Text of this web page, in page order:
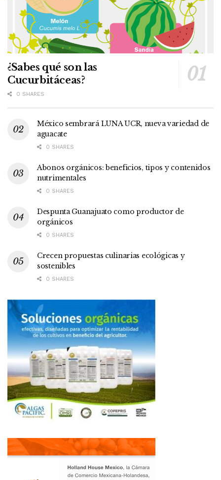
¿Sabes qué son las
Cucurbitáceas?
0 SHARES
México sembrará LUNA UCR, nueva variedad de
aguacate
0 SHARES
Abonos orgánicos: beneficios, tipos y contenidos
nutrimentales
0 SHARES
Despunta Guanajuato como productor de
orgánicos
0 SHARES
Crecen propuestas culinarias ecológicas y
sostenibles
0 SHARES